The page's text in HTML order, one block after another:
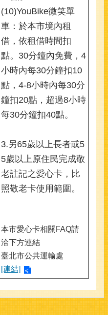
(10)YouBike微笑單
車：於本市境內租
借，依租借時間扣
點。30分鐘內免費，4
小時內每30分鐘扣10
點，4-8小時內每30分
鐘扣20點，超過8小時
每30分鐘扣40點。
3.另65歲以上長者或5
5歲以上原住民完成敬
老註記之愛心卡，比
照敬老卡使用範圍。
本市愛心卡相關FAQ請
洽下方連結
臺北市公共運輸處
[連結]